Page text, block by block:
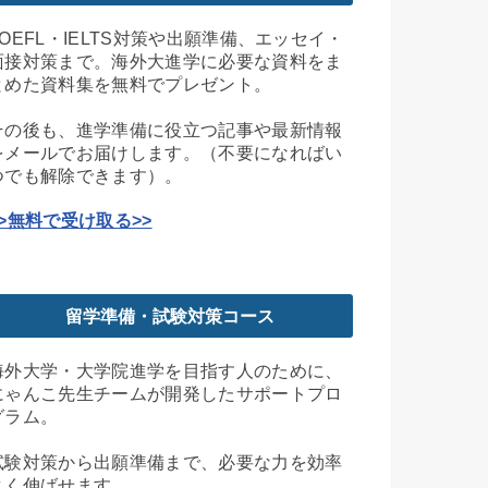
・IELTS対策や出願準備、エッセイ・
接対策まで。海外大進学に必要な資料をま
めた資料集を無料でプレゼント。
の後も、進学準備に役立つ記事や最新情報
メールでお届けします。（不要になればい
でも解除できます）。
無料で受け取る>>
留学準備・試験対策コース
外大学・大学院進学を目指す人のために、
ゃんこ先生チームが開発したサポートプロ
ム。
験対策から出願準備まで、必要な力を効率